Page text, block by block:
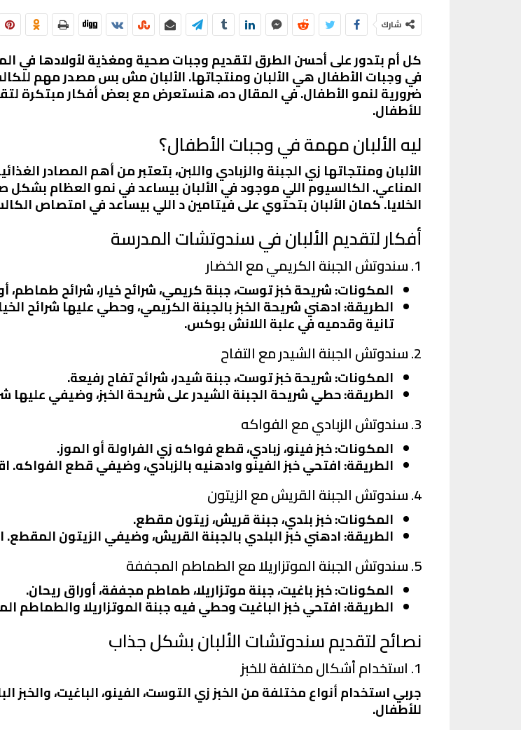
شارك
كل أم بتدور على أحسن الطرق لتقديم وجبات صحية ومغذية لأولادها في
في وجبات الأطفال هي الألبان ومنتجاتها. الألبان مش بس مصدر مهم
ضرورية لنمو الأطفال. في المقال ده، هنستعرض مع بعض أفكار مبتكرة
للأطفال.
ليه الألبان مهمة في وجبات الأطفال؟
الألبان ومنتجاتها زي الجبنة والزبادي واللبن، بتعتبر من أهم المصادر
المناعي. الكالسيوم اللي موجود في الألبان بيساعد في نمو العظام بشكل
الخلايا. كمان الألبان بتحتوي على فيتامين د اللي بيساعد في امتصاص
أفكار لتقديم الألبان في سندوتشات المدرسة
1. سندوتش الجبنة الكريمي مع الخضار
المكونات: شريحة خبز توست، جبنة كريمي، شرائح خيار، شرائح طماطم،
الطريقة: ادهني شريحة الخبز بالجبنة الكريمي، وحطي عليها شرائح
تانية وقدميه في علبة اللانش بوكس.
2. سندوتش الجبنة الشيدر مع التفاح
المكونات: شريحة خبز توست، جبنة شيدر، شرائح تفاح رفيعة.
الطريقة: حطي شريحة الجبنة الشيدر على شريحة الخبز، وضيفي عليها
3. سندوتش الزبادي مع الفواكه
المكونات: خبز فينو، زبادي، قطع فواكه زي الفراولة أو الموز.
الطريقة: افتحي خبز الفينو وادهنيه بالزبادي، وضيفي قطع
4. سندوتش الجبنة القريش مع الزيتون
المكونات: خبز بلدي، جبنة قريش، زيتون مقطع.
الطريقة: ادهني خبز البلدي بالجبنة القريش، وضيفي الزيتون
5. سندوتش الجبنة الموتزاريلا مع الطماطم المجففة
المكونات: خبز باغيت، جبنة موتزاريلا، طماطم مجففة، أوراق ريحان.
الطريقة: افتحي خبز الباغيت وحطي فيه جبنة الموتزاريلا والطماطم
نصائح لتقديم سندوتشات الألبان بشكل جذاب
1. استخدام أشكال مختلفة للخبز
جربي استخدام أنواع مختلفة من الخبز زي التوست، الفينو، الباغيت،
للأطفال.